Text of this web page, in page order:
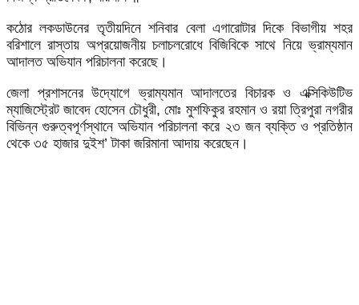
কঠোর লকডাউনের তৃতীয়দিনে শনিবার বেলা এগারোটার দিকে বিভাগীয় শহর
বরিশালে রাস্তায় অপ্রয়োজনীয় চলাচলরোধে বিজিবিকে সাথে নিয়ে ভ্রাম্যমান
আদালত অভিযান পরিচালনা করেছে।
জেলা প্রশাসনের উদ্যোগে ভ্রাম্যমান আদালতের বিচারক ও এক্সিকিউটিভ
ম্যাজিস্ট্রেট জাবেদ হোসেন চৌধুরী, মোঃ মুশফিকুর রহমান ও রয়া ত্রিপুরা নগরীর
বিভিন্ন গুরুত্বপূর্ণস্থানে অভিযান পরিচালনা করে ২৩ জন ব্যক্তি ও প্রতিষ্ঠান
থেকে ৩৫ হাজার দুইশ’ টাকা জরিমানা আদায় করেছেন।